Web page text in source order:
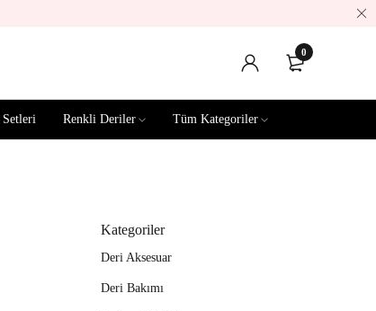
0
Renkli Deriler Tüm Kategoriler
Kategoriler
Deri Aksesuar
Deri Bakımı